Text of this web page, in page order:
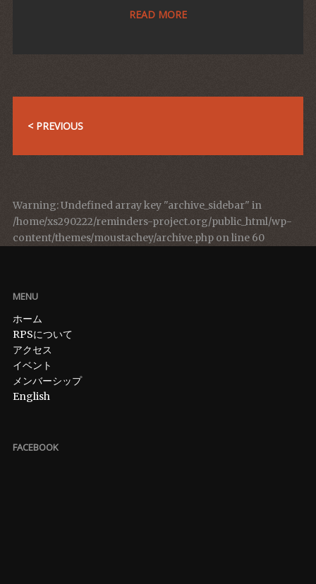
READ MORE
< PREVIOUS
Warning: Undefined array key "archive_sidebar" in
/home/xs290222/reminders-project.org/public_html/wp-
content/themes/moustachey/archive.phpon line 60
MENU
ホーム
RPSについて
アクセス
イベント
メンバーシップ
English
FACEBOOK